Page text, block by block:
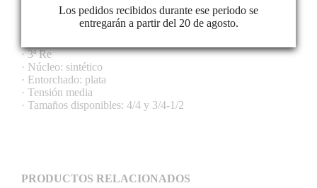
violines equipados con piezo-pickups.
· 3ª Re
· Núcleo: sintético
· Entorchado: plata
· Tensión media
· Tamaños disponibles: 4/4 y 3/4-1/2
PRODUCTOS RELACIONADOS
Los pedidos recibidos durante ese periodo se
entregarán a partir del 20 de agosto.